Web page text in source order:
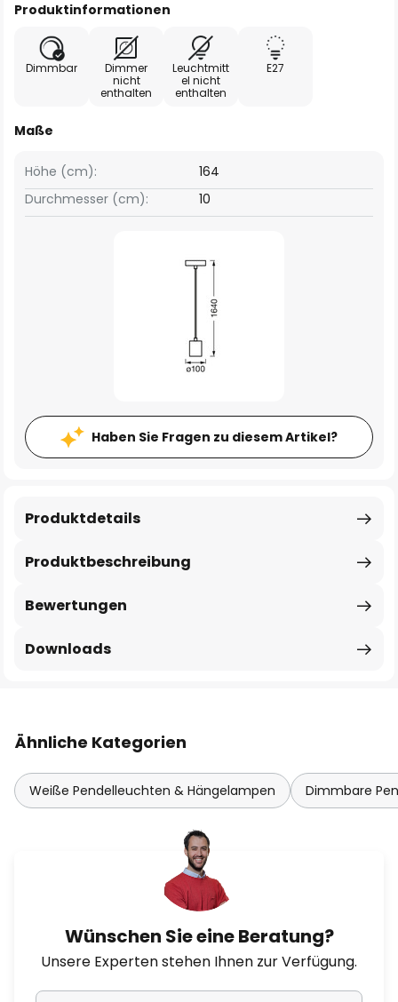
Produktinformationen
Dimmbar
Dimmer
nicht
enthalten
Leuchtmitt
el nicht
enthalten
E27
Maße
Höhe (cm):
164
Durchmesser (cm):
10
Haben Sie Fragen zu diesem Artikel?
Produktbeschreibung
Produktdetails
Bewertungen
Downloads
Ähnliche Kategorien
Weiße Pendelleuchten & Hängelampen Dimmbare
Wünschen Sie eine Beratung?
Unsere Experten stehen Ihnen zur Verfügung.